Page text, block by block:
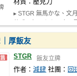
▸ STGR 無馬かな、文
厚飯友
STGR 飯友立牌
作者：減肆 社團： 回